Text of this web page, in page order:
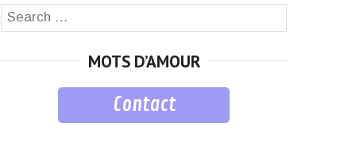
Search
MOTS D’AMOUR
Contact